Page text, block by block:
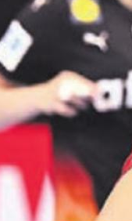
Ja. Ich
Haben Sie noch kein
Share Share